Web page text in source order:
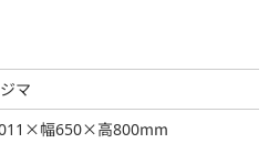
マ
幅650×高800mm